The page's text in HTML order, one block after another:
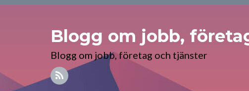
Blogg om jobb,
Blogg om jobb, företag och tjänster